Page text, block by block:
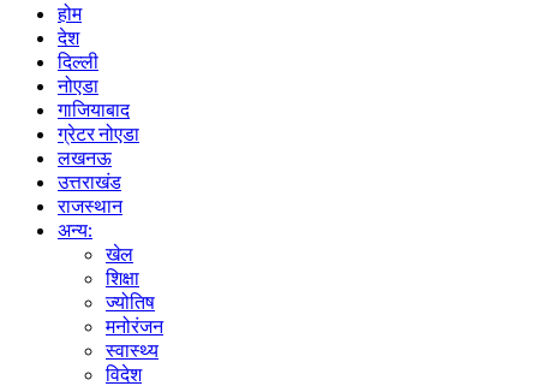
होम
देश
दिल्ली
नोएडा
गाजियाबाद
ग्रेटर नोएडा
लखनऊ
उत्तराखंड
राजस्थान
अन्य:
खेल
शिक्षा
ज्योतिष
मनोरंजन
स्वास्थ्य
विदेश